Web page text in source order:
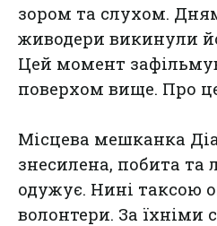
зором та слухом.
живодери викинули
Цей момент
поверхом вище. Про
Місцева мешканка
знесилена, побита та
одужує. Нині таксою
волонтери. За їхніми